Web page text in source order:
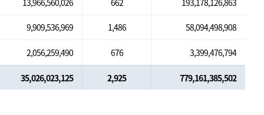
13,966,560,026 662 193,178,126,863
9,909,536,969 1,486 58,094,498,908
2,056,259,490 676 3,399,476,794
35,026,023,125 2,925 779,161,385,502